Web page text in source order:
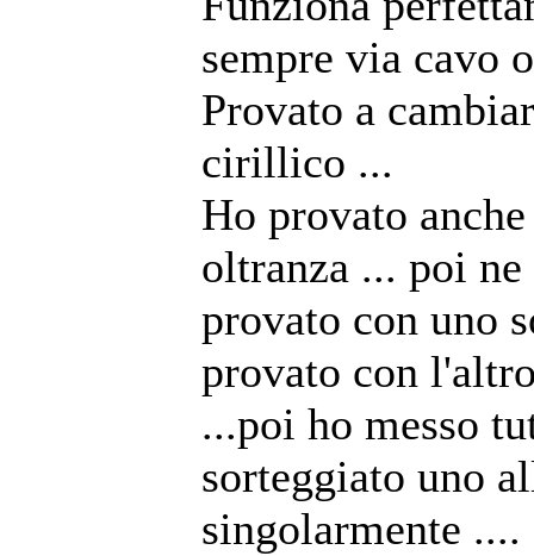
sempre via cavo
Provato a
cirillico ...
Ho provato
oltranza ... poi
provato con uno
provato con
...poi ho messo
sorteggiato uno
singolarmente ....